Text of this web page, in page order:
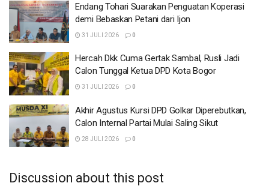
Hercah Dkk Cuma Gertak Sambal, Rusli Jadi
Calon Tunggal Ketua DPD Kota Bogor
31 JULI 2026
Akhir Agustus Kursi DPD Golkar Diperebutkan,
Calon Internal Partai Mulai Saling Sikut
28 JULI 2026
DPRD yang berasal dari pribumi.
Endang Tohari Suarakan Penguatan Koperasi
demi Bebaskan Petani dari Ijon
31 JULI 2026 0
Hercah Dkk Cuma Gertak Sambal, Rusli Jadi
Calon Tunggal Ketua DPD Kota Bogor
31 JULI 2026 0
Akhir Agustus Kursi DPD Golkar Diperebutkan,
Calon Internal Partai Mulai Saling Sikut
28 JULI 2026 0
Discussion about this post